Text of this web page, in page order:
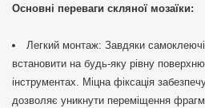
Основні переваги скляної мозаїки:
Легкий монтаж: Завдяки
встановити на будь-яку рівну
інструментах. Міцна фіксація
дозволяє уникнути переміщення